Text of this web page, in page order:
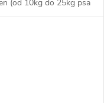
(od 10kg do 25kg psa
s vysokým
čerstvého kuracieho